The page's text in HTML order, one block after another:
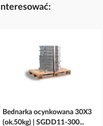
Bednarka ocynkowana 30X3
(ok.50kg) | SGDD11-300...